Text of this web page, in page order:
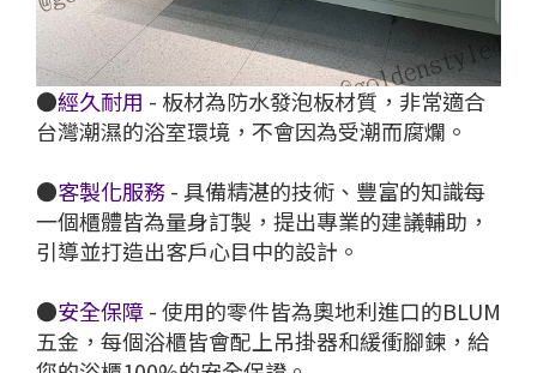
●經久耐用 - 板材為防水發泡板材質，非常適合
台灣潮濕的浴室環境，不會因為受潮而腐爛。
●客製化服務- 具備精湛的技術、豐富的知識每
一個櫃體皆為量身訂製，提出專業的建議輔助，
引導並打造出客戶心目中的設計。
●安全保障- 使用的零件皆為奧地利進口的BLUM
五金，每個浴櫃皆會配上吊掛器和緩衝腳鍊，給